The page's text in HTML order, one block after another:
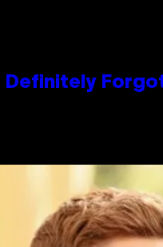
Definitely